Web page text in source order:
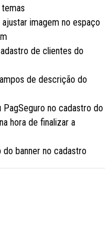
imagem no espaço
de clientes do
de descrição do
no cadastro do
hora de finalizar a
banner no cadastro